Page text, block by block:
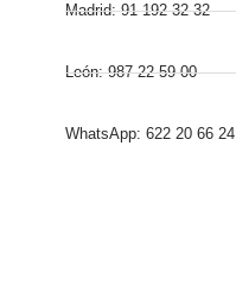
Madrid: 91 192 32 32
León: 987 22 59 00
WhatsApp: 622 20 66 24